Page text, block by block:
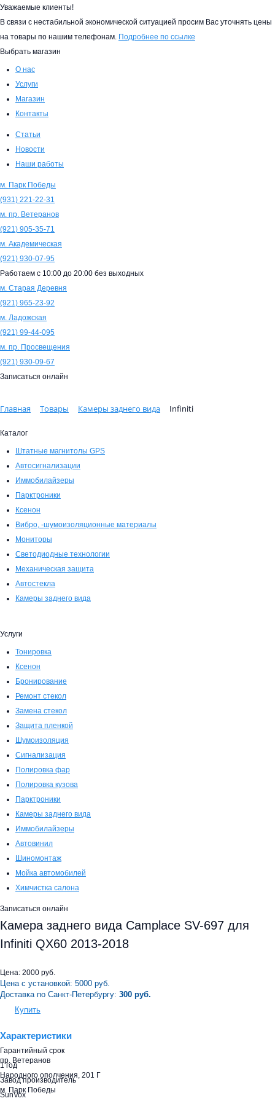
Уважаемые клиенты!
В связи с нестабильной экономической ситуацией просим Вас уточнять цены
на товары по нашим телефонам. Подробнее по ссылке
Выбрать магазин
О нас
Услуги
Магазин
Контакты
Статьи
Новости
Наши работы
м. Парк Победы
(931) 221-22-31
м. пр. Ветеранов
(921) 905-35-71
м. Академическая
(921) 930-07-95
Работаем с 10:00 до 20:00 без выходных
м. Старая Деревня
(921) 965-23-92
м. Ладожская
(921) 99-44-095
м. пр. Просвещения
(921) 930-09-67
Записаться онлайн
Главная Товары Камеры заднего вида Infiniti
Каталог
Штатные магнитолы GPS
Автосигнализации
Иммобилайзеры
Парктроники
Ксенон
Вибро, -шумоизоляционные материалы
Мониторы
Светодиодные технологии
Механическая защита
Автостекла
Камеры заднего вида
Услуги
Тонировка
Ксенон
Бронирование
Ремонт стекол
Замена стекол
Защита пленкой
Шумоизоляция
Сигнализация
Полировка фар
Полировка кузова
Парктроники
Камеры заднего вида
Иммобилайзеры
Автовинил
Шиномонтаж
Мойка автомобилей
Химчистка салона
Записаться онлайн
Камера заднего вида Camplace SV-697 для
Infiniti QX60 2013-2018
Цена: 2000 руб.
Цена с установкой: 5000 руб.
Доставка по Санкт-Петербургу: 300 руб.
Купить
Характеристики
Гарантийный срок
1 год
Завод производитель
SunVox
пр. Ветеранов
Народного ополчения, 201 Г
м. Парк Победы